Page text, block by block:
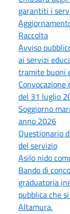
garantiti i
Raccolta
Avviso
ai servizi
tramite buoni
del 31 luglio
Soggiorno
anno 2026
Questionario
del servizio
Asilo nido
Bando di
graduatoria
pubblica che
Altamura.